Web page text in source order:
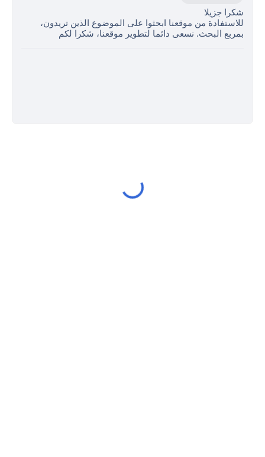
شكرا جزيلا
للاستفادة من موقعنا ابحثوا على الموضوع الذين تريدون،
بمربع البحث. نسعى دائما لتطوير موقعنا، شكرا لكم